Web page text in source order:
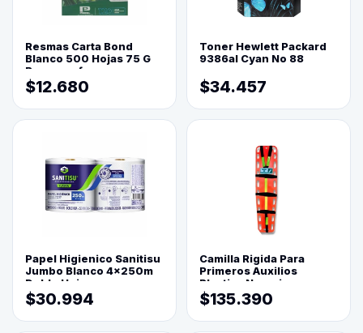
Resmas Carta Bond
Blanco 500 Hojas 75 G
Reprograf.
$12.680
Toner Hewlett Packard
9386al Cyan No 88
$34.457
Papel Higienico Sanitisu
Jumbo Blanco 4x250m
Doble Hoja
$30.994
Camilla Rigida Para
Primeros Auxilios
Plastica Naranja
$135.390